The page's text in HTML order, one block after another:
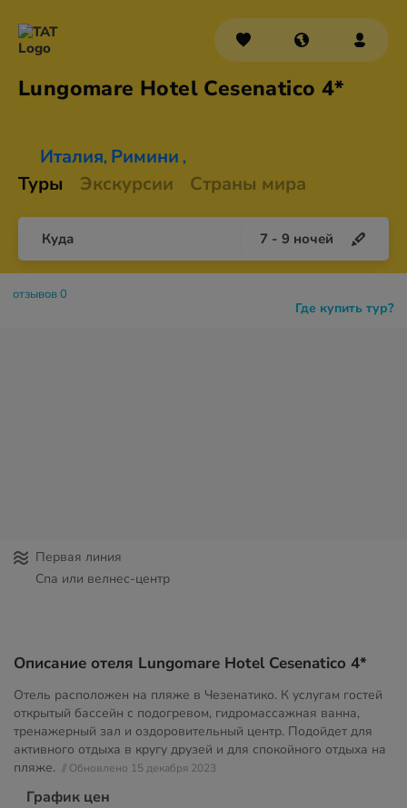
Lungomare Hotel Cesenatico 4*
Италия, Римини ,
Туры Экскурсии Страны мира
Куда 7 - 9 ночей
Где купить тур?
отзывов 0
Первая линия
Спа или велнес-центр
Описание отеля Lungomare Hotel Cesenatico 4*
Отель расположен на пляже в Чезенатико. К услугам гостей
открытый бассейн с подогревом, гидромассажная ванна,
тренажерный зал и оздоровительный центр. Подойдет для
активного отдыха в кругу друзей и для спокойного отдыха на
пляже. // Обновлено 15 декабря 2023
График цен